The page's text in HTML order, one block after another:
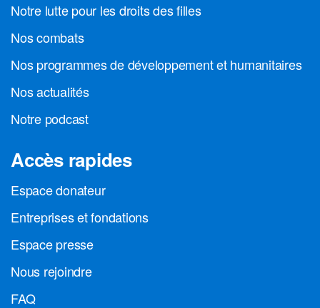
Notre lutte pour les droits des filles
Nos combats
Nos programmes de développement et humanitaires
Nos actualités
Notre podcast
Accès rapides
Espace donateur
Entreprises et fondations
Espace presse
Nous rejoindre
FAQ